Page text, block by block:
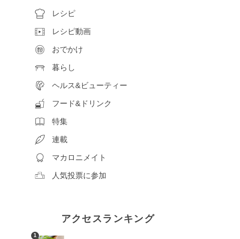
レシピ
レシピ動画
おでかけ
暮らし
ヘルス&ビューティー
フード&ドリンク
特集
連載
マカロニメイト
人気投票に参加
アクセスランキング
1